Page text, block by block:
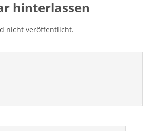
hinterlassen
nicht veröffentlicht.